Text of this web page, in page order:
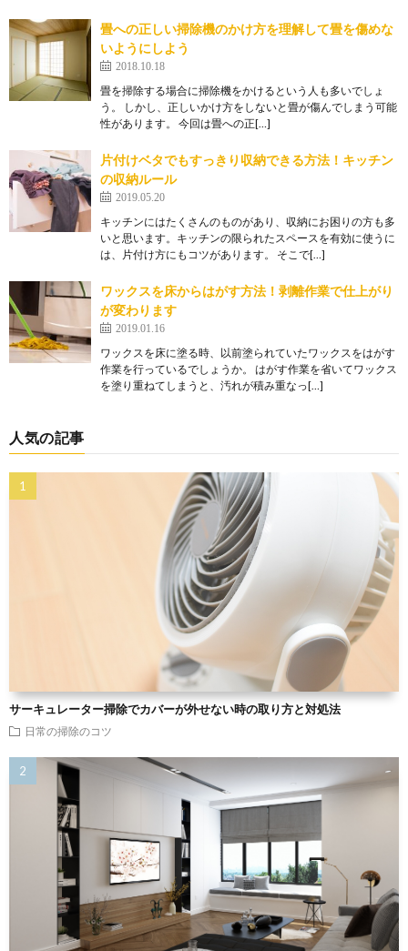
畳への正しい掃除機のかけ方を理解して畳を傷めな
いようにしよう
2018.10.18
畳を掃除する場合に掃除機をかけるという人も多いでしょ
う。 しかし、正しいかけ方をしないと畳が傷んでしまう可能
性があります。 今回は畳への正[…]
片付けベタでもすっきり収納できる方法！キッチン
の収納ルール
2019.05.20
キッチンにはたくさんのものがあり、収納にお困りの方も多
いと思います。キッチンの限られたスペースを有効に使うに
は、片付け方にもコツがあります。 そこで[…]
ワックスを床からはがす方法！剥離作業で仕上がり
が変わります
2019.01.16
ワックスを床に塗る時、以前塗られていたワックスをはがす
作業を行っているでしょうか。 はがす作業を省いてワックス
を塗り重ねてしまうと、汚れが積み重なっ[…]
人気の記事
サーキュレーター掃除でカバーが外せない時の取り方と対処法
日常の掃除のコツ